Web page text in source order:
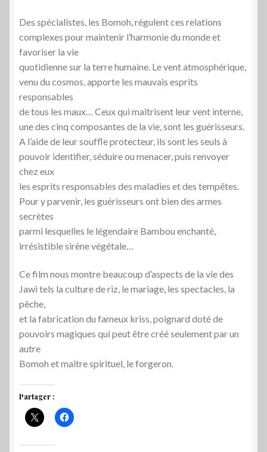
Des spécialistes, les Bomoh, régulent ces relations
complexes pour maintenir l’harmonie du monde et
favoriser la vie
quotidienne sur la terre humaine. Le vent atmosphérique,
venu du cosmos, apporte les mauvais esprits
responsables
de tous les maux… Ceux qui maîtrisent leur vent interne,
une des cinq composantes de la vie, sont les guérisseurs.
A l’aide de leur souffle protecteur, ils sont les seuls à
pouvoir identifier, séduire ou menacer, puis renvoyer
chez eux
les esprits responsables des maladies et des tempêtes.
Pour y parvenir, les guérisseurs ont bien des armes
secrètes
parmi lesquelles le légendaire Bambou enchanté,
irrésistible sirène végétale…
Ce film nous montre beaucoup d’aspects de la vie des
Jawi tels la culture de riz, le mariage, les spectacles, la
pêche,
et la fabrication du fameux kriss, poignard doté de
pouvoirs magiques qui peut être créé seulement par un
autre
Bomoh et maître spirituel, le forgeron.
Partager :